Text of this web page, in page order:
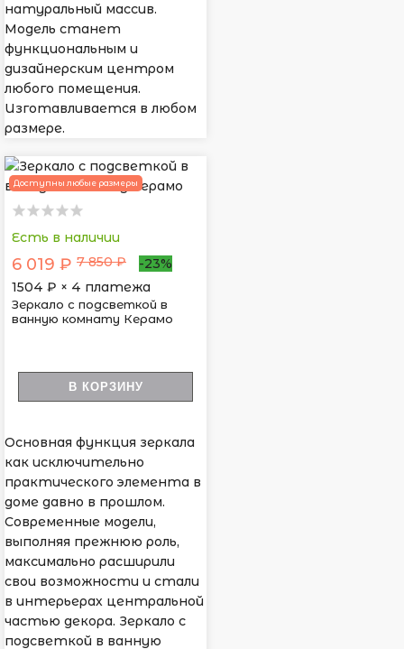
натуральный массив.
Модель станет
функциональным и
дизайнерским центром
любого помещения.
Изготавливается в любом
размере.
Доступны любые размеры
Есть в наличии
6 019 ₽ 7 850 ₽
-23%
1504 ₽ × 4 платежа
Зеркало с подсветкой в
ванную комнату Керамо
В КОРЗИНУ
Основная функция зеркала
как исключительно
практического элемента в
доме давно в прошлом.
Современные модели,
выполняя прежнюю роль,
максимально расширили
свои возможности и стали
в интерьерах центральной
частью декора. Зеркало с
подсветкой в ванную